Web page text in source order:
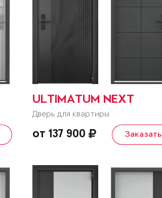
ULTIMATUM NEXT
Дверь для квартиры
от 137 900 Заказать